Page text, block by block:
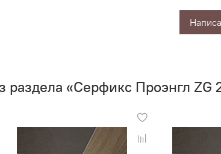
раздела «Серфикс Проэнгл